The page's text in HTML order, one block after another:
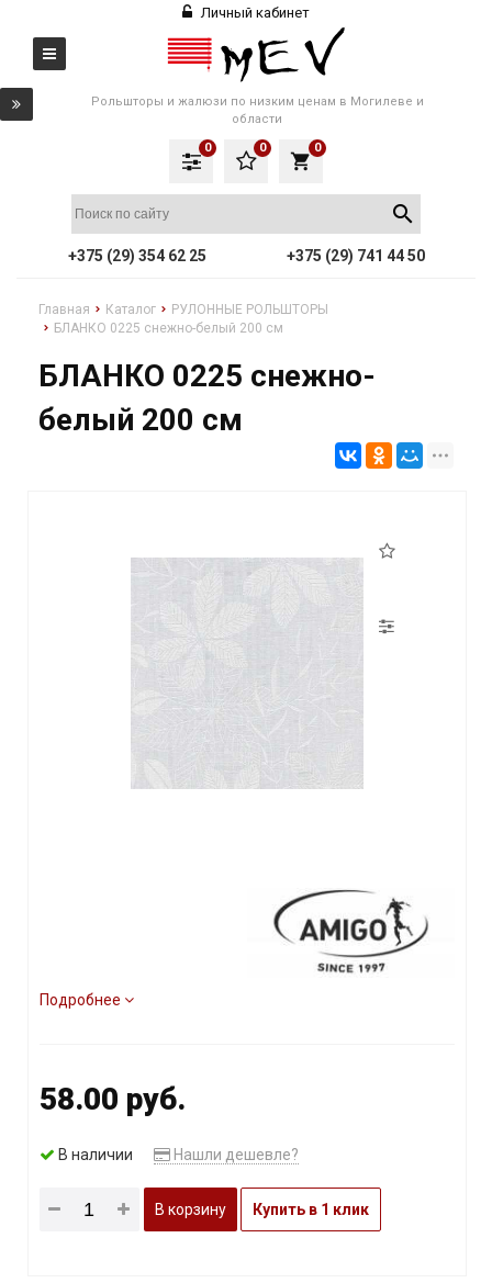
Личный кабинет
Рольшторы и жалюзи по низким ценам в Могилеве и
области
local_grocery_store
0
0
0
+375 (29) 354 62 25 +375 (29) 741 44 50
Главная Каталог
РУЛОННЫЕ РОЛЬШТОРЫ
БЛАНКО 0225 снежно-белый 200 см
БЛАНКО 0225 снежно-
белый 200 см
Подробнее
58.00 руб.
В наличии Нашли дешевле?
В корзину Купить в 1 клик